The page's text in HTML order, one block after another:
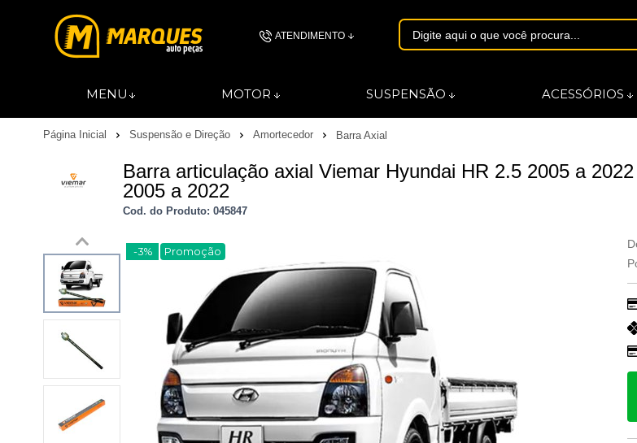
ATENDIMENTO
MENU MOTOR SUSPENSÃO ACESSÓRIOS
Página Inicial Suspensão e Direção Amortecedor Barra Axial
Barra articulação axial Viemar Hyundai HR 2.5 2005 a
2005 a 2022
Cod. do Produto: 045847
-3% Promoção